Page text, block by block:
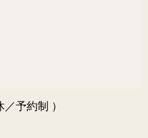
予約制 ）